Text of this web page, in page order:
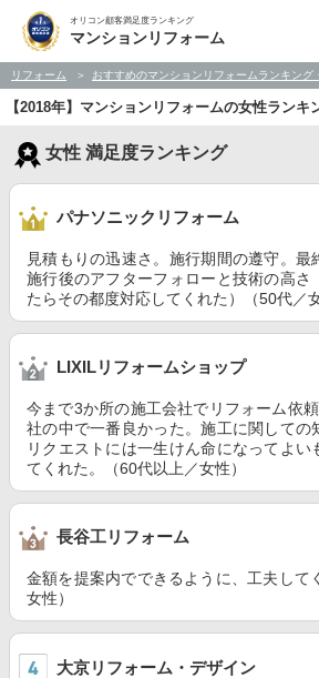
オリコン顧客満足度ランキング
マンションリフォーム
リフォーム おすすめのマンションリフォームランキング
【2018年】マンションリフォームの女性ランキ
女性 満足度ランキング
パナソニックリフォーム
見積もりの迅速さ。施行期間の遵守。最
施行後のアフターフォローと技術の高さ
たらその都度対応してくれた）（50代／女
LIXILリフォームショップ
今まで3か所の施工会社でリフォーム依
社の中で一番良かった。施工に関しての
リクエストには一生けん命になってよい
てくれた。（60代以上／女性）
長谷工リフォーム
金額を提案内でできるように、工夫して
女性）
大京リフォーム・デザイン